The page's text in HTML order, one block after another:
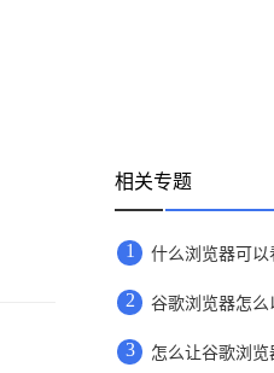
相关专题
1 什么浏览器可以
2 谷歌浏览器怎么
3 怎么让谷歌浏